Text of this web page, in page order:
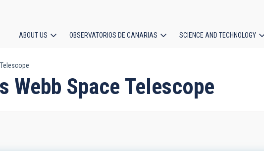
navigation
ABOUT US OBSERVATORIOS DE CANARIAS SCIENCE AND TECHNOLOGY
Webb Space Telescope